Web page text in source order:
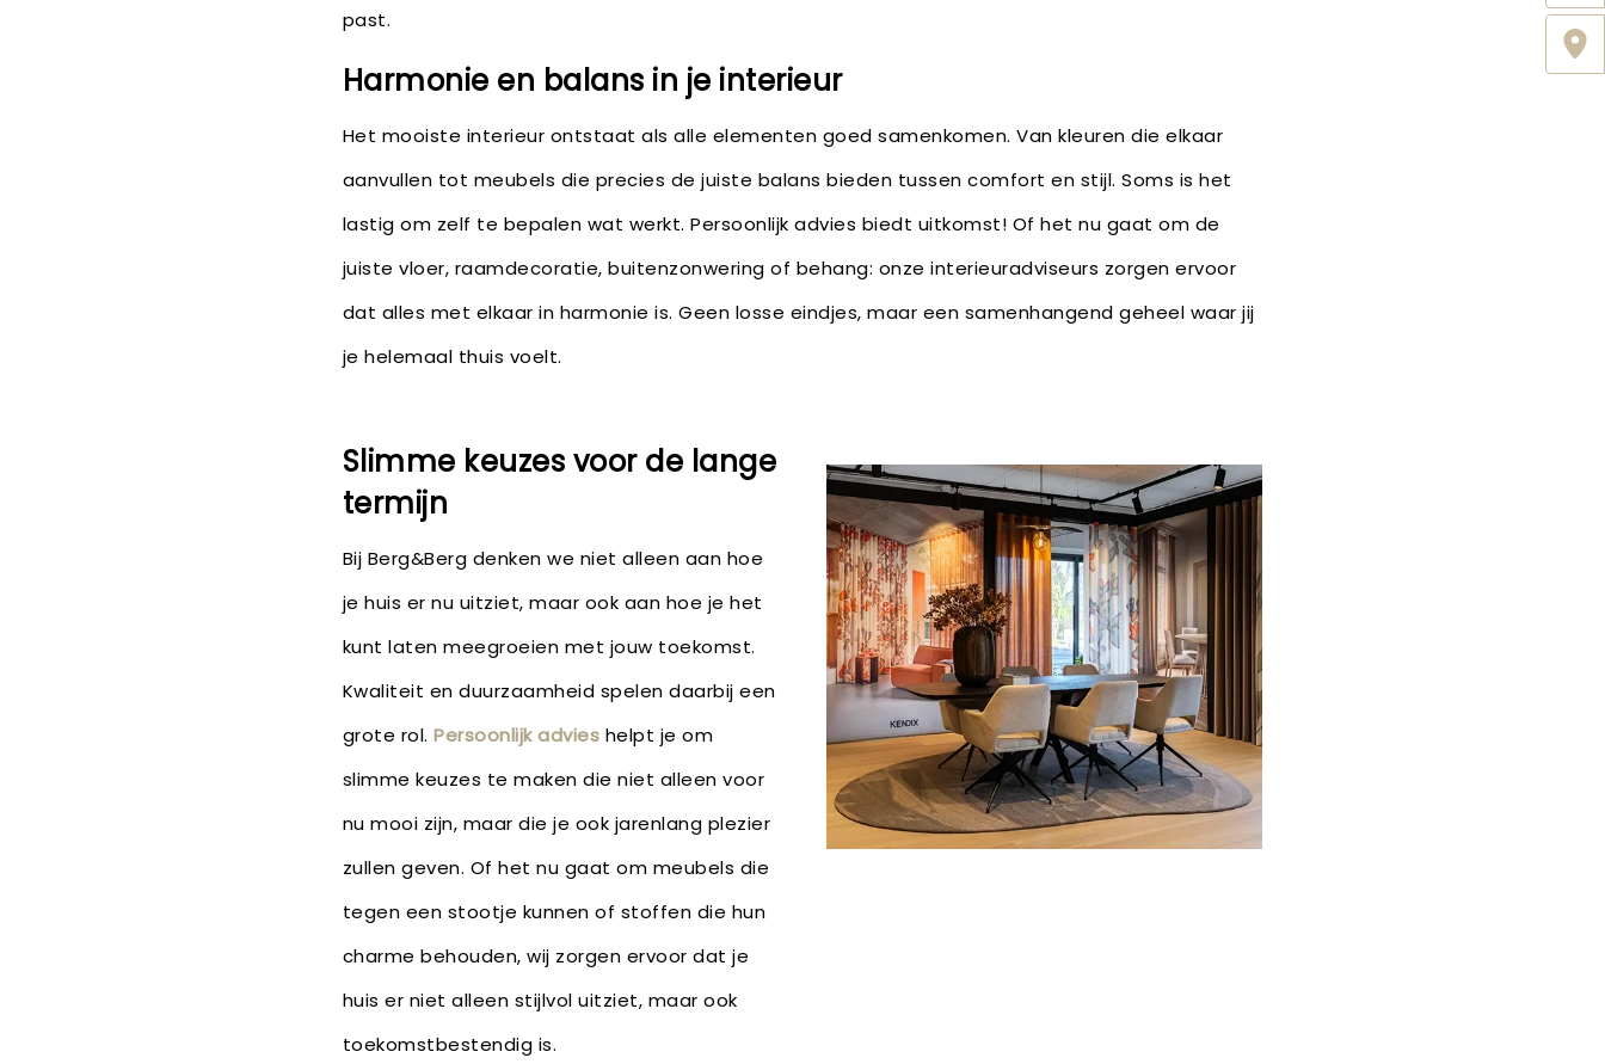
past.
Harmonie en balans in je interieur
Het mooiste interieur ontstaat als alle elementen goed samenkomen. Van kleuren die elkaar
aanvullen tot meubels die precies de juiste balans bieden tussen comfort en stijl. Soms is het
lastig om zelf te bepalen wat werkt. Persoonlijk advies biedt uitkomst! Of het nu gaat om de
juiste vloer, raamdecoratie, buitenzonwering of behang: onze interieuradviseurs zorgen ervoor
dat alles met elkaar in harmonie is. Geen losse eindjes, maar een samenhangend geheel waar jij
je helemaal thuis voelt.
Slimme keuzes voor de lange
termijn
Bij Berg&Berg denken we niet alleen aan hoe
je huis er nu uitziet, maar ook aan hoe je het
kunt laten meegroeien met jouw toekomst.
Kwaliteit en duurzaamheid spelen daarbij een
grote rol.Persoonlijk advies helpt je om
slimme keuzes te maken die niet alleen voor
nu mooi zijn, maar die je ook jarenlang plezier
zullen geven. Of het nu gaat om meubels die
tegen een stootje kunnen of stoffen die hun
charme behouden, wij zorgen ervoor dat je
huis er niet alleen stijlvol uitziet, maar ook
toekomstbestendig is.